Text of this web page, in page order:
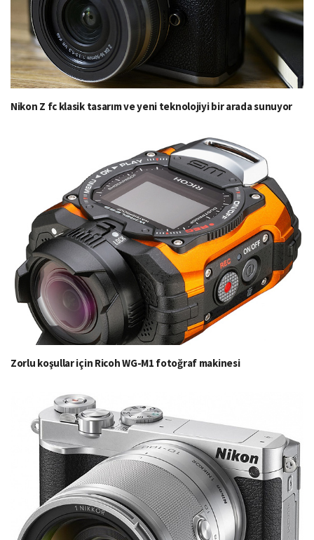
Nikon Z fc klasik tasarım ve yeni teknolojiyi bir arada sunuyor
Zorlu koşullar için Ricoh WG-M1 fotoğraf makinesi